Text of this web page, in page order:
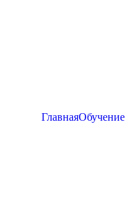
ГлавнаяОбучение